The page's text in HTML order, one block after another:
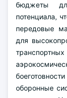
бюджеты
потенциала,
передовые
для
оборонные